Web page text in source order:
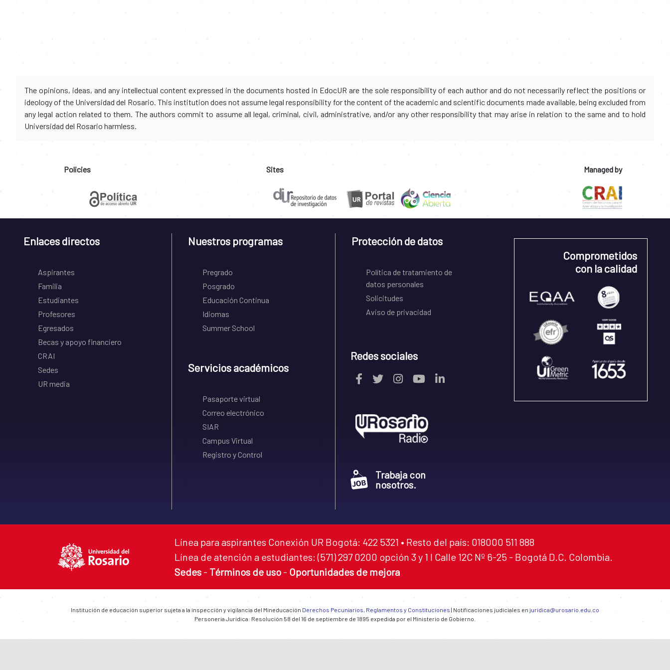
The opinions, ideas, and any intellectual content expressed in the documents hosted in EdocUR are the sole responsibility of each author and do not necessarily reflect the positions or
ideology of the Universidad del Rosario. This institution does not assume legal responsibility for the content of the academic and scientific documents made available, being excluded from
any legal action related to them. The authors commit to assume all legal, criminal, civil, administrative, and/or any other responsibility that may arise in relation to the same and to hold
Universidad del Rosario harmless.
Policies Sites Managed by
Enlaces directos
Aspirantes
Familia
Estudiantes
Profesores
Egresados
Becas y apoyo financiero
CRAI
Sedes
UR media
Nuestros programas
Pregrado
Posgrado
Educación Continua
Idiomas
Summer School
Servicios académicos
Pasaporte virtual
Correo electrónico
SIAR
Campus Virtual
Registro y Control
Protección de datos
Política de tratamiento de
datos personales
Solicitudes
Aviso de privacidad
Redes sociales
Trabaja con
nosotros.
Comprometidos
con la calidad
Línea para aspirantes Conexión UR Bogotá: 422 5321 • Resto del país: 018000 511 888
Línea de atención a estudiantes: (571) 297 0200 opción 3 y 1 I Calle 12C Nº 6-25 - Bogotá D.C. Colombia.
Sedes - Términos de uso - Oportunidades de mejora
Institución de educación superior sujeta a la inspección y vigilancia del Mineducación Derechos Pecuniarios, Reglamentos y Constituciones | Notificaciones judiciales en juridica@urosario.edu.co
Personería Jurídica: Resolución 58 del 16 de septiembre de 1895 expedida por el Ministerio de Gobierno.